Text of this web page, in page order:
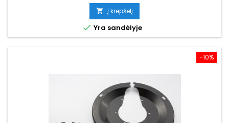
kaina
 Į krepšelį
 Yra sandėlyje
−10%